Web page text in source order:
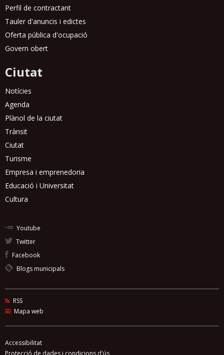
Perfil de contractant
Tauler d'anuncis i edictes
Oferta pública d'ocupació
Govern obert
Ciutat
Notícies
Agenda
Plànol de la ciutat
Trànsit
Ciutat
Turisme
Empresa i emprenedoria
Educació i Universitat
Cultura
Youtube
Twitter
Facebook
Blogs municipals
RSS
Mapa web
Accessibilitat